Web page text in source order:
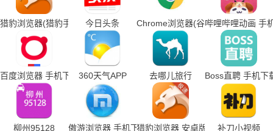
猎豹浏览器(猎豹手机浏览器下载)
今日头条 Chrome浏览器(谷歌浏览器手机下
哔哩哔哩动画 手
百度浏览器 手机下载360天气APP 去哪儿旅行 Boss直聘 手机下
柳州95128 傲游浏览器 手机下载猎豹浏览器 安卓版 补刀小视频